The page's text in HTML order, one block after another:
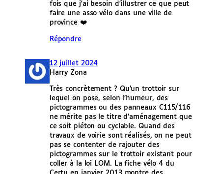
fois que j'ai besoin d'illustrer ce que peut
faire une asso vélo dans une ville de
province ❤️
Répondre
12 juillet 2024
Harry Zona
Très concrètement ? Qu’un trottoir sur
lequel on pose, selon l’humeur, des
pictogrammes ou des panneaux C115/116
ne mérite pas le titre d’aménagement que
ce soit piéton ou cyclable. Quand des
travaux de voirie sont réalisés, on ne peut
pas se contenter de rajouter des
pictogrammes sur le trottoir existant pour
coller à la loi LOM. La fiche vélo 4 du